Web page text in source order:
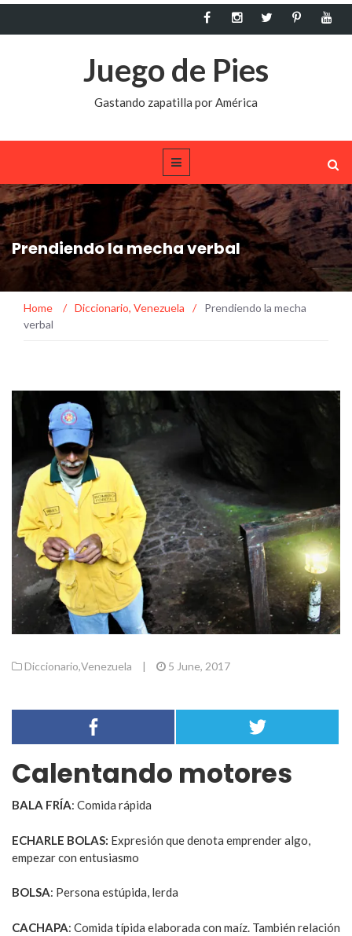
Juego de Pies
Gastando zapatilla por América
Prendiendo la mecha verbal
Home / Diccionario, Venezuela /
Prendiendo la mecha
verbal
Diccionario,Venezuela | 5 June, 2017
Calentando motores
BALA FRÍA: Comida rápida
ECHARLE BOLAS: Expresión que denota emprender algo,
empezar con entusiasmo
BOLSA: Persona estúpida, lerda
CACHAPA: Comida típida elaborada con maíz. También relación